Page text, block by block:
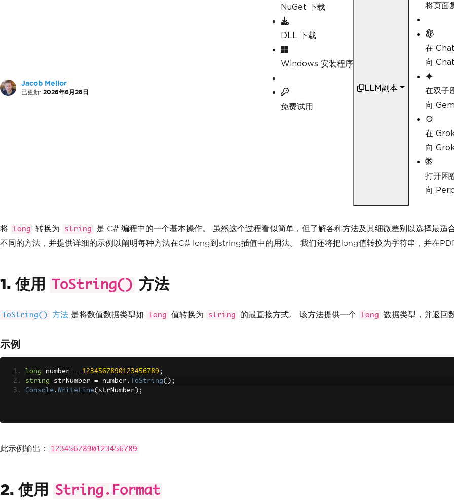
Jacob Mellor
已更新: 2026年6月28日
NuGet 下载
DLL 下载
Windows 安装程序
免费试用
LLM副本
将页面
在
向
在双子
向
在
向
打开困
向
将 long 转换为 string
是 C# 编程中的一个基本操作。 虽然这个过程看似简单，但了解各种方法及其细微差别以选择最
不同的方法，并提供详细的示例以阐明每种方法在C# long到string插值中的用法。 我们还将把long值转换为字符串，并在
1. 使用 ToString() 方法
ToString() 方法 是将数值数据类型如 long 值转换为 string 的最直接方式。 该方法提供一个 long 数据类型，并返回
示例
long number = 1234567890123456789 ;
string strNumber = number . ToString();
Console . WriteLine( strNumber );
此示例输出： 1234567890123456789
2. 使用 String.Format